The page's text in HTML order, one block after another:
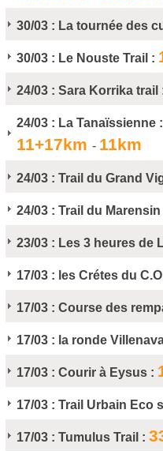
30/03 : La tournée des
30/03 : Le Nouste Trail :
24/03 : Sara Korrika trail
24/03 : La Tanaïssienne :
11+17km - 11km
24/03 : Trail du Grand
24/03 : Trail du Marensin
23/03 : Les 3 heures de
17/03 : les Crétes du
17/03 : Course des
17/03 : la ronde
17/03 : Courir à Eysus :
17/03 : Trail Urbain Eco
17/03 : Tumulus Trail :